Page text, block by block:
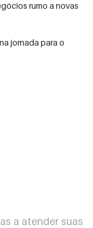
rumo a novas
jornada para o
a atender suas